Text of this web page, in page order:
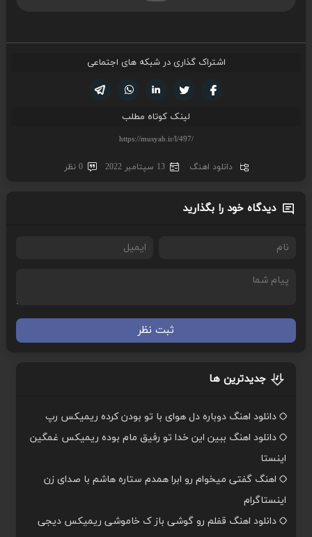
اشتراک گذاری در شبکه های اجتماعی
لینکدین تویتر
فیسوک
لینک کوتاه مطلب
دانلود اهنگ 13 سپتامبر 2022 0 نظر
دیدگاه خود را بگذارید
ثبت نظر
جدیدترین ها
دانلود اهنگ دوباره دل هوای با تو بودن کرده ریمیکس رپ
دانلود اهنگ ببین این خدا تو رفیق مام بوده ریمیکس غمگین
اینستا
اهنگ گفتی میخوام رو ابرا همدم ستاره هاشم با صدای زن
اینستاگرام
دانلود اهنگ قفلم رو گوشی باز ک خاموشی ریمیکس دیجی